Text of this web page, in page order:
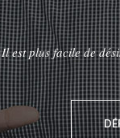
Il est plus facile de